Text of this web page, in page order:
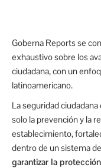
Goberna Reports se
exhaustivo sobre los
ciudadana, con un
latinoamericano.
La seguridad
solo la prevención y la
establecimiento,
dentro de un sistema
garantizar la